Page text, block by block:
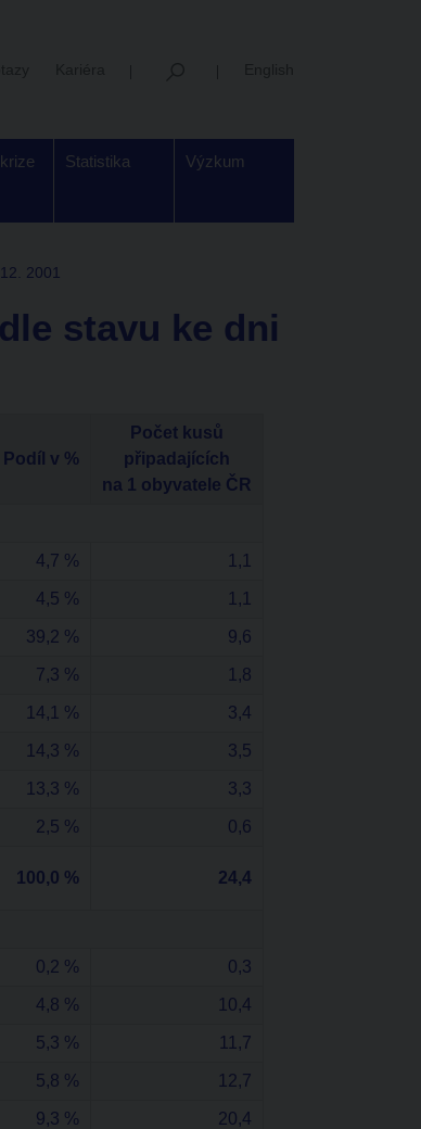
Statistika Výzkum
2001
stavu ke dni
Podíl v %
Počet kusů
připadajících
na 1 obyvatele ČR
4,7 % 1,1
4,5 % 1,1
39,2 % 9,6
7,3 % 1,8
14,1 % 3,4
14,3 % 3,5
13,3 % 3,3
2,5 % 0,6
100,0 % 24,4
0,2 % 0,3
4,8 % 10,4
5,3 % 11,7
5,8 % 12,7
9,3 % 20,4